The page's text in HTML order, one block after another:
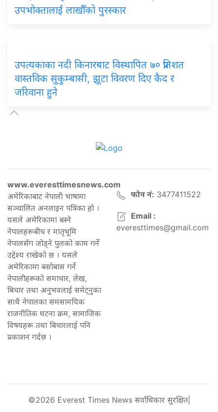
उपभोक्तालाई लाखौँको पुरस्कार
उपत्यकाका नदी किनारबाट विस्थापित ७० प्रतिशत
वास्तविक सुकुम्बासी, झूटा विवरण दिए कैद र
जरिवाना हुने
www.everesttimesnews.com
अमेरिकाबाट नेपाली भाषामा
सञ्चालित अनलाइन पत्रिका हो ।
यसले अमेरिकामा बस्ने
नेपालहरूबीच र मातृभूमि
नेपालसँग जोड्ने पुलको काम गर्ने
उद्देश्य राखेको छ । यसले
अमेरिकामा बसोबास गर्ने
नेपालीहरूको समाचार, लेख,
बिचार तथा अनुभवलाई समेट्नुका
साथै नेपालका समसामयिक
राजनीतिक घटना क्रम, सामाजिक
विषयहरू तथा बिचारलाई पनि
प्रकाशन गर्दछ ।
फोन नं: 3477411522
Email :
everesttimes@gmail.com
©2026 Everest Times News सर्वाधिकार सुरक्षित|